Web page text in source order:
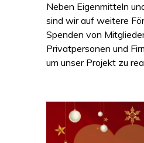
Neben Eigenmitteln
sind wir auf weitere
Spenden von
Privatpersonen und
um unser Projekt zu